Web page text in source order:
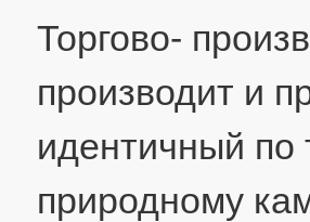
Торгово-
производит и
идентичный по
природному